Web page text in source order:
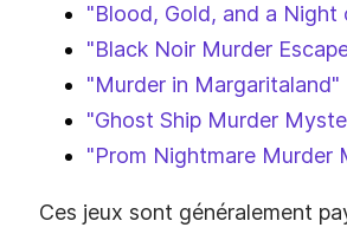
"Blood, Gold, and a Night
"Black Noir Murder
"Murder in Margaritaland"
"Ghost Ship Murder
"Prom Nightmare Murder
Ces jeux sont généralement